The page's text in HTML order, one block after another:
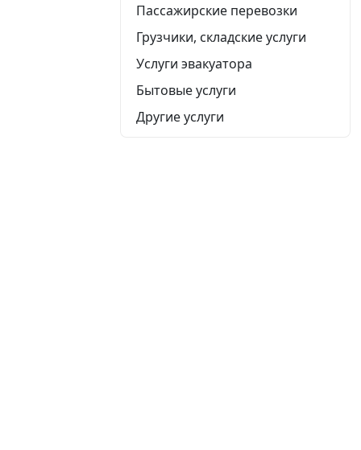
Пассажирские перевозки
Грузчики, складские услуги
Услуги эвакуатора
Бытовые услуги
Другие услуги